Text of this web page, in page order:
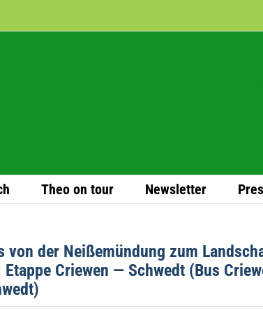
Theo on tour News­let­ter
von der Nei­ße­mün­dung zum
Crie­wen — Schwedt (Bus